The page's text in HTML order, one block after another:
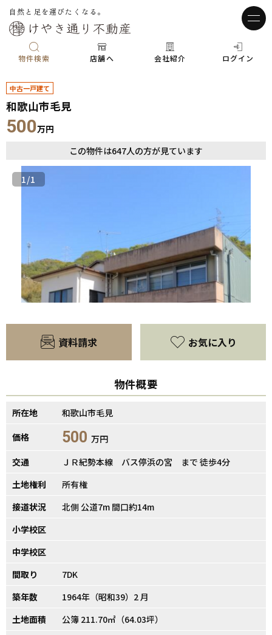
自然と足を運びたくなる。
物件検索 店舗へ 会社紹介 ログイン
中古一戸建て
和歌山市毛見
500万円
この物件は647人の方が見ています
1/1
資料請求 お気に入り
物件概要
所在地
和歌山市毛見
価格
500 万円
交通
ＪＲ紀勢本線 バス停浜の宮 まで 徒歩4分
土地権利
所有権
接道状況
北側 公道7m 間口約14m
小学校区
中学校区
間取り
7DK
築年数
1964年（昭和39）2 月
土地面積
公簿 211.70㎡（64.03坪）